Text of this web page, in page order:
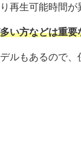
再生可能時間が
い方などは重要
ルもあるので、